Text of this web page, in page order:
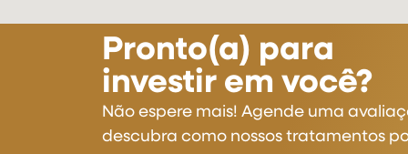
Pronto(a) para
investir em você?
Não espere mais! Agende uma
descubra como nossos tratamentos